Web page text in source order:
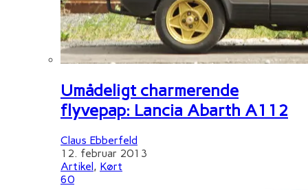
Umådeligt charmerende
flyvepap: Lancia Abarth A112
Claus Ebberfeld
12. februar 2013
Artikel, Kørt
60